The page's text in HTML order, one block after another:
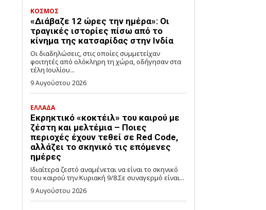
ΚΟΣΜΟΣ
«Διάβαζε 12 ώρες την ημέρα»: Οι
τραγικές ιστορίες πίσω από το
κίνημα της κατσαρίδας στην Ινδία
Οι διαδηλώσεις, στις οποίες συμμετείχαν
φοιτητές από ολόκληρη τη χώρα, οδήγησαν στα
τέλη Ιουλίου...
9 Αυγούστου 2026
ΕΛΛΑΔΑ
Εκρηκτικό «κοκτέιλ» του καιρού με
ζέστη και μελτέμια – Ποιες
περιοχές έχουν τεθεί σε Red Code,
αλλάζει το σκηνικό τις επόμενες
ημέρες
Ιδιαίτερα ζεστό αναμένεται να είναι το σκηνικό
του καιρού την Κυριακή 9/8.Σε συναγερμό είναι...
9 Αυγούστου 2026